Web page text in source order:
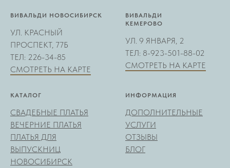
ВИВАЛЬДИ НОВОСИБИРСК
УЛ. КРАСНЫЙ
ПРОСПЕКТ, 77Б
ТЕЛ: 226-34-85
СМОТРЕТЬ НА КАРТЕ
ВИВАЛЬДИ
КЕМЕРОВО
УЛ. 9 ЯНВАРЯ, 2
ТЕЛ: 8-923-501-88-02
СМОТРЕТЬ НА КАРТЕ
КАТАЛОГ
СВАДЕБНЫЕ ПЛАТЬЯ
ВЕЧЕРНИЕ ПЛАТЬЯ
ПЛАТЬЯ ДЛЯ
ВЫПУСКНИЦ
НОВОСИБИРСК
ИНФОРМАЦИЯ
ДОПОЛНИТЕЛЬНЫЕ
УСЛУГИ
ОТЗЫВЫ
БЛОГ